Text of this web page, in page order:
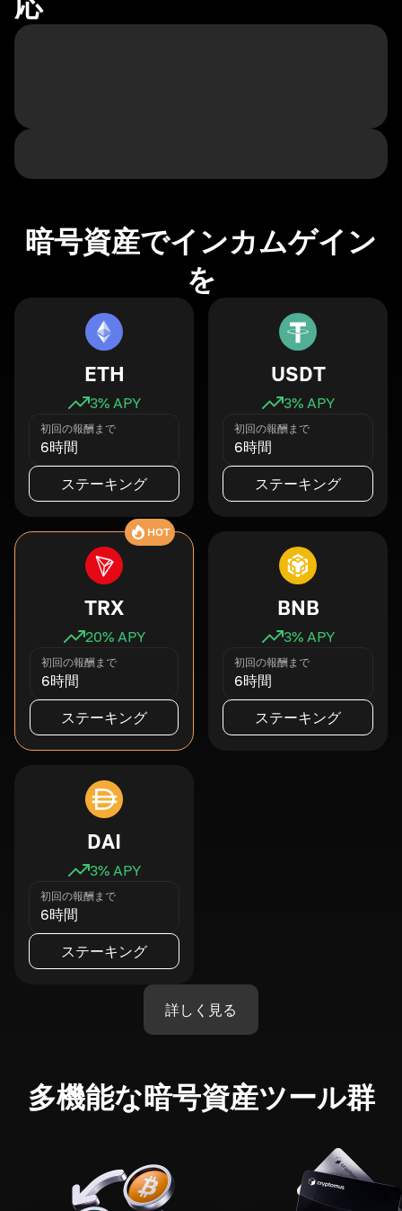
暗号資産でインカムゲイン
を
ETH
3% APY
初回の報酬まで
6時間
ステーキング
USDT
3% APY
初回の報酬まで
6時間
ステーキング
HOT
TRX
20% APY
初回の報酬まで
6時間
ステーキング
BNB
3% APY
初回の報酬まで
6時間
ステーキング
DAI
3% APY
初回の報酬まで
6時間
ステーキング
詳しく見る
多機能な暗号資産ツール群